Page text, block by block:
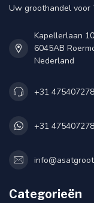
Uw groothandel voor
Kapellerlaan
6045AB
Nederland
+31 475407278
+31 475407278
Categorieën